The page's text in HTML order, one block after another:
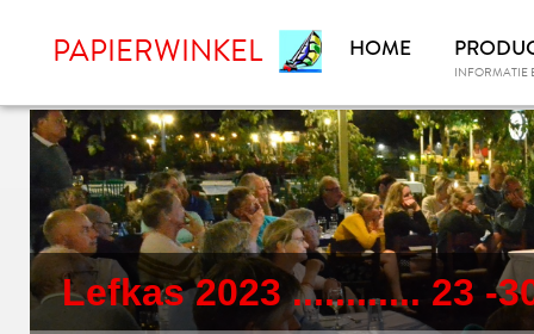
PAPIERWINKEL HOME
INFORMATIE
Lefkas 2023 ............ 23 -